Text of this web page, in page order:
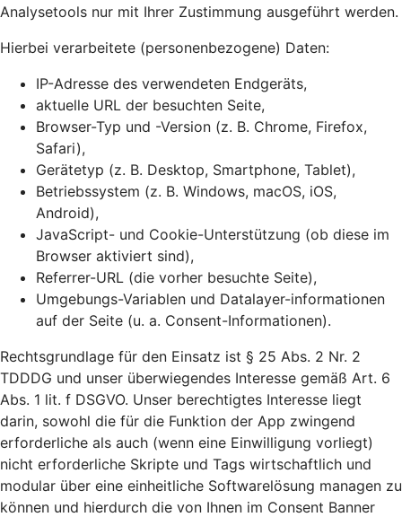
Analysetools nur mit Ihrer Zustimmung ausgeführt werden.
Hierbei verarbeitete (personenbezogene) Daten:
IP-Adresse des verwendeten Endgeräts,
aktuelle URL der besuchten Seite,
Browser-Typ und -Version (z. B. Chrome, Firefox,
Safari),
Gerätetyp (z. B. Desktop, Smartphone, Tablet),
Betriebssystem (z. B. Windows, macOS, iOS,
Android),
JavaScript- und Cookie-Unterstützung (ob diese im
Browser aktiviert sind),
Referrer-URL (die vorher besuchte Seite),
Umgebungs-Variablen und Datalayer-informationen
auf der Seite (u. a. Consent-Informationen).
Rechtsgrundlage für den Einsatz ist § 25 Abs. 2 Nr. 2
TDDDG und unser überwiegendes Interesse gemäß Art. 6
Abs. 1 lit. f DSGVO. Unser berechtigtes Interesse liegt
darin, sowohl die für die Funktion der App zwingend
erforderliche als auch (wenn eine Einwilligung vorliegt)
nicht erforderliche Skripte und Tags wirtschaftlich und
modular über eine einheitliche Softwarelösung managen zu
können und hierdurch die von Ihnen im Consent Banner